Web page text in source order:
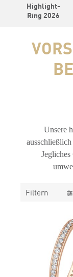
Highlight-
Ring 2026
FILTER
Unsere
Filtern